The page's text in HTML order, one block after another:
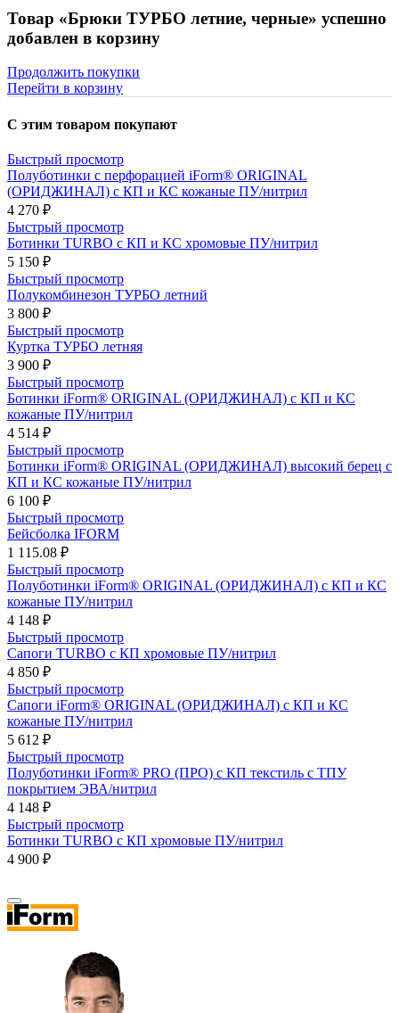
Товар «Брюки ТУРБО летние, черные» успешно
добавлен в корзину
Продолжить покупки
Перейти в корзину
С этим товаром покупают
Быстрый просмотр
Полуботинки с перфорацией iForm® ORIGINAL
(ОРИДЖИНАЛ) с КП и КС кожаные ПУ/нитрил
4 270 ₽
Быстрый просмотр
Ботинки TURBO с КП и КС хромовые ПУ/нитрил
5 150 ₽
Быстрый просмотр
Полукомбинезон ТУРБО летний
3 800 ₽
Быстрый просмотр
Куртка ТУРБО летняя
3 900 ₽
Быстрый просмотр
Ботинки iForm® ORIGINAL (ОРИДЖИНАЛ) с КП и КС
кожаные ПУ/нитрил
4 514 ₽
Быстрый просмотр
Ботинки iForm® ORIGINAL (ОРИДЖИНАЛ) высокий берец с
КП и КС кожаные ПУ/нитрил
6 100 ₽
Быстрый просмотр
Бейсболка IFORM
1 115.08 ₽
Быстрый просмотр
Полуботинки iForm® ORIGINAL (ОРИДЖИНАЛ) с КП и КС
кожаные ПУ/нитрил
4 148 ₽
Быстрый просмотр
Сапоги TURBO с КП хромовые ПУ/нитрил
4 850 ₽
Быстрый просмотр
Сапоги iForm® ORIGINAL (ОРИДЖИНАЛ) с КП и КС
кожаные ПУ/нитрил
5 612 ₽
Быстрый просмотр
Полуботинки iForm® PRO (ПРО) с КП текстиль с ТПУ
покрытием ЭВА/нитрил
4 148 ₽
Быстрый просмотр
Ботинки TURBO с КП хромовые ПУ/нитрил
4 900 ₽